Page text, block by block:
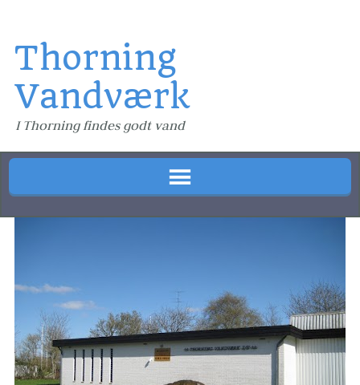
Thorning
Vandværk
I Thorning findes godt vand